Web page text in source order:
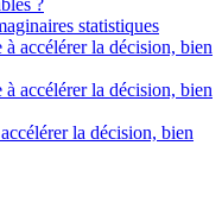
?
statistiques
à accélérer la décision, bien
à accélérer la décision, bien
la décision, bien